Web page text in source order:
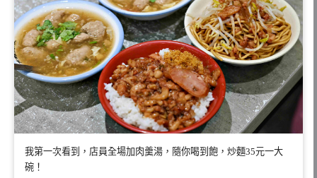
我第一次看到，店員全場加肉羹湯，隨你喝到飽，炒麵35元一大
碗！